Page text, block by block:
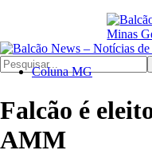
Coluna MG
Falcão é
AMM